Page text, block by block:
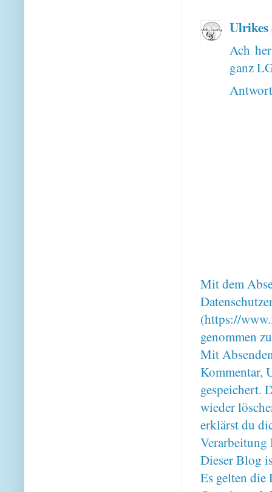
Ach
ganz
Mit dem
(https://
genommen
Mit
Kommentar,
gespeichert.
wieder
erklärst du
Verarbeitung
Dieser Blog
Es gelten